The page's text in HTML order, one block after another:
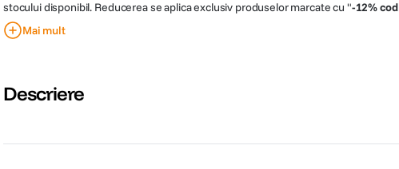
stocului disponibil. Reducerea se aplica exclusiv produselor marcate cu "-12%
conditionata de utilizarea codului de discount
comenzii. Acest cod ofera o reducere de 12
Mai mult
Descriere